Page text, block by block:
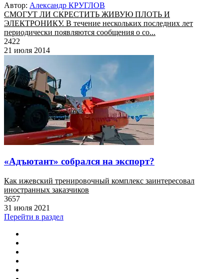
Автор: Александр КРУГЛОВ
СМОГУТ ЛИ СКРЕСТИТЬ ЖИВУЮ ПЛОТЬ И
ЭЛЕКТРОНИКУ. В течение нескольких последних лет
периодически появляются сообщения о со...
2422
21 июля 2014
«Адъютант» собрался на экспорт?
Как ижевский тренировочный комплекс заинтересовал
иностранных заказчиков
3657
31 июля 2021
Перейти в раздел